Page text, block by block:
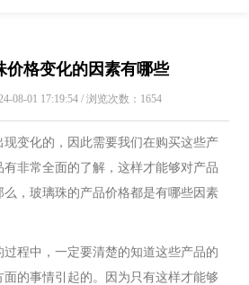
价格变化的因素有哪些
08-01 17:19:54 / 浏览次数：1654
变化的，因此需要我们在购买这些产
非常全面的了解，这样才能够对产品
，玻璃珠的产品价格都是有哪些因素
程中，一定要清楚的知道这些产品的
的事情引起的。因为只有这样才能够